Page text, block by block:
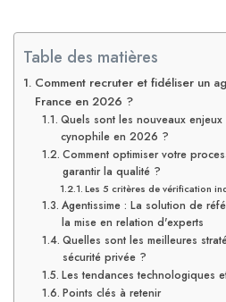
Table des matières
Comment recruter et fidéliser un
France en 2026 ?
Quels sont les nouveaux
cynophile en 2026 ?
Comment optimiser votre
garantir la qualité ?
Les 5 critères de vérification
Agentissime : La solution de
la mise en relation d'experts
Quelles sont les meilleures
sécurité privée ?
Les tendances technologiques
Points clés à retenir